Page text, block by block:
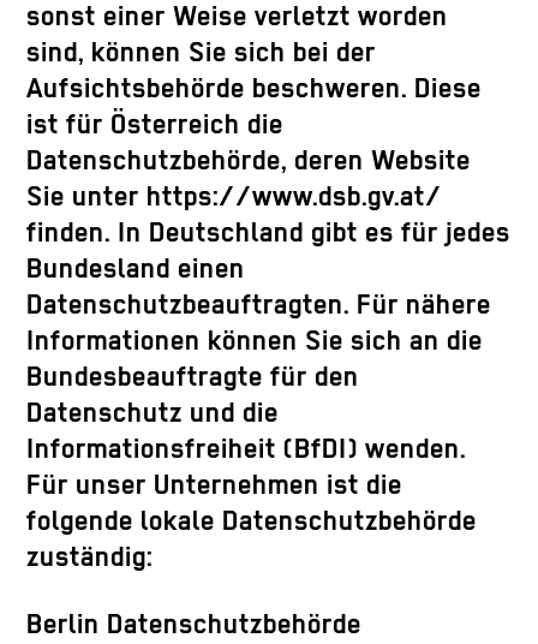
sonst einer Weise verletzt worden
sind, können Sie sich bei der
Aufsichtsbehörde beschweren. Diese
ist für Österreich die
Datenschutzbehörde, deren Website
Sie unter https://www.dsb.gv.at/
finden. In Deutschland gibt es für jedes
Bundesland einen
Datenschutzbeauftragten. Für nähere
Informationen können Sie sich an die
Bundesbeauftragte für den
Datenschutz und die
Informationsfreiheit (BfDI) wenden.
Für unser Unternehmen ist die
folgende lokale Datenschutzbehörde
zuständig:
Berlin Datenschutzbehörde